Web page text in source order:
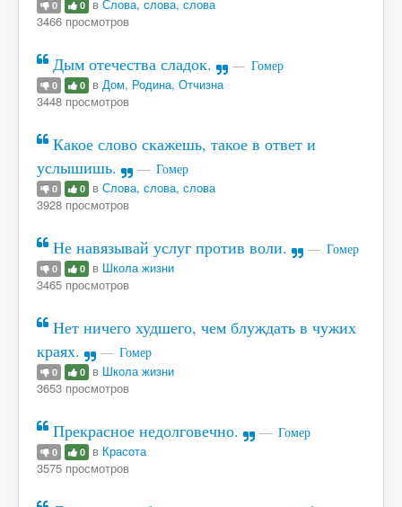
0 0 в Слова, слова, слова
3466 просмотров
Дым отечества сладок. Гомер
0 0 в Дом, Родина, Отчизна
3448 просмотров
Какое слово скажешь, такое в ответ и
услышишь.
Гомер
0 0 в Слова, слова, слова
3928 просмотров
Не навязывай услуг против воли. Гомер
0 0 в Школа жизни
3465 просмотров
Нет ничего худшего, чем блуждать в чужих
краях.
Гомер
0 0 в Школа жизни
3653 просмотров
Прекрасное недолговечно. Гомер
0 0 в Красота
3575 просмотров